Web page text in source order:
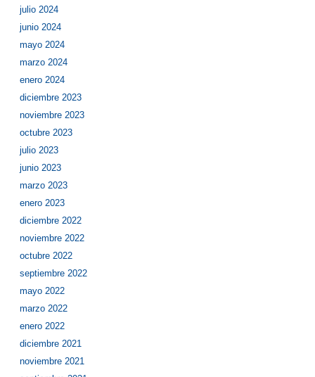
julio 2024
junio 2024
mayo 2024
marzo 2024
enero 2024
diciembre 2023
noviembre 2023
octubre 2023
julio 2023
junio 2023
marzo 2023
enero 2023
diciembre 2022
noviembre 2022
octubre 2022
septiembre 2022
mayo 2022
marzo 2022
enero 2022
diciembre 2021
noviembre 2021